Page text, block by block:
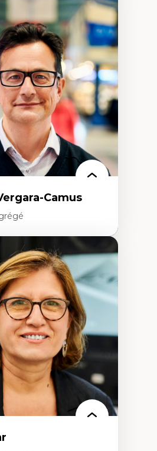
de pauvreté
citoyenne
santé
durable
Camus
et
alternatif
durable
sociaux